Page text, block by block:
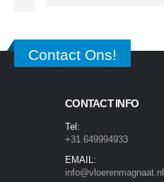
Contact Ons!
CONTACT INFO
Tel:
+31 649994933
EMAIL:
info@vloerenmagnaat.nl